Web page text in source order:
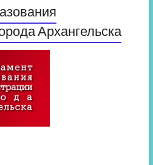
Архангельска